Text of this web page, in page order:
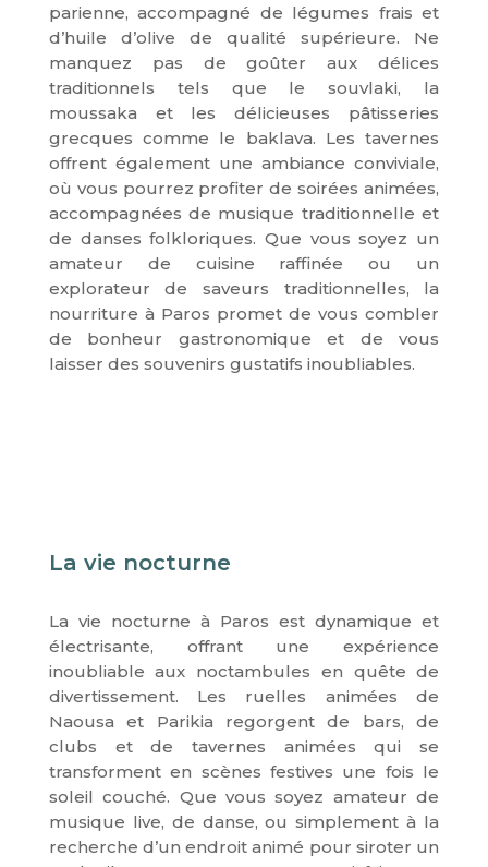
parienne, accompagné de légumes frais et
d’huile d’olive de qualité supérieure. Ne
manquez pas de goûter aux délices
traditionnels tels que le souvlaki, la
moussaka et les délicieuses pâtisseries
grecques comme le baklava. Les tavernes
offrent également une ambiance conviviale,
où vous pourrez profiter de soirées animées,
accompagnées de musique traditionnelle et
de danses folkloriques. Que vous soyez un
amateur de cuisine raffinée ou un
explorateur de saveurs traditionnelles, la
nourriture à Paros promet de vous combler
de bonheur gastronomique et de vous
laisser des souvenirs gustatifs inoubliables.
La vie nocturne
La vie nocturne à Paros est dynamique et
électrisante, offrant une expérience
inoubliable aux noctambules en quête de
divertissement. Les ruelles animées de
Naousa et Parikia regorgent de bars, de
clubs et de tavernes animées qui se
transforment en scènes festives une fois le
soleil couché. Que vous soyez amateur de
musique live, de danse, ou simplement à la
recherche d’un endroit animé pour siroter un